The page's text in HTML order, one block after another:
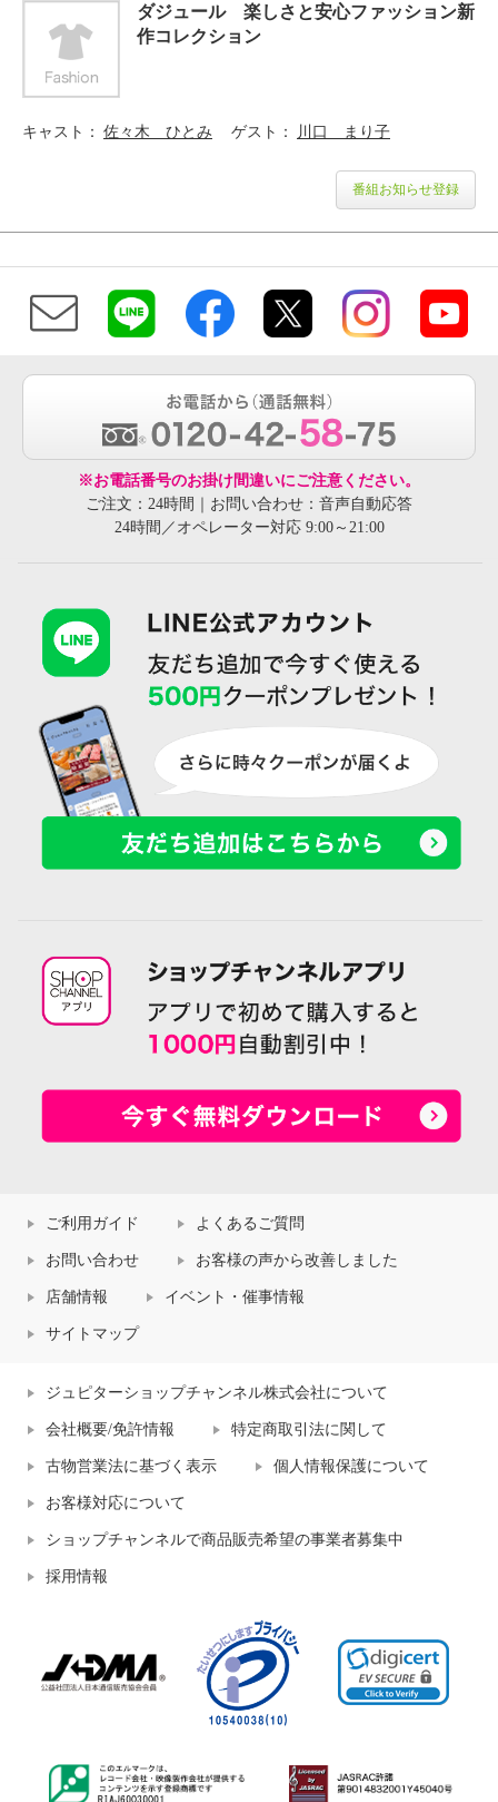
ダジュール 楽しさと安心ファッション新
作コレクション
キャスト 佐々木 ひとみ ゲスト 川口 まり子
番組お知らせ登録
※お電話番号のお掛け間違いにご注意ください。
ご注文：24時間｜お問い合わせ：音声自動応答
24時間／オペレーター対応 9:00～21:00
ご利用ガイド よくあるご質問
お問い合わせ お客様の声から改善しました
店舗情報 イベント・催事情報
サイトマップ
ジュピターショップチャンネル株式会社について
会社概要/免許情報 特定商取引法に関して
古物営業法に基づく表示 個人情報保護について
お客様対応について
ショップチャンネルで商品販売希望の事業者募集中
採用情報